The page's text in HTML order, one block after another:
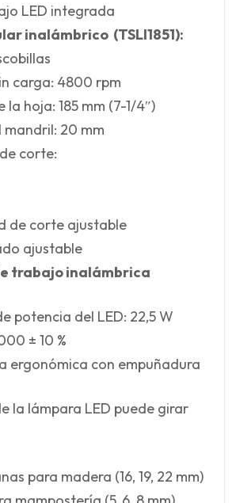
LED integrada
inalámbrico (TSLI1851):
carga: 4800 rpm
hoja: 185 mm (7-1/4″)
mandril: 20 mm
corte:
de corte ajustable
ajustable
trabajo inalámbrica
potencia del LED: 22,5 W
± 10 %
ergonómica con empuñadura
la lámpara LED puede girar
para madera (16, 19, 22 mm)